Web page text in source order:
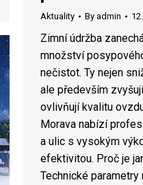
Aktuality By admin
Zimní údržba
množství
nečistot. Ty nejen
ale především
ovlivňují kvalitu
Morava nabízí
a ulic s vysokým
efektivitou. Proč je
Technické